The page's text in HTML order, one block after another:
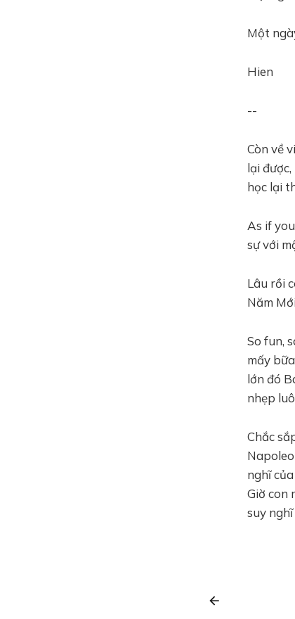
Một
Hien
--
Còn về
lại
học lại
As if
sự với
Lâu rồi
Năm
So fun,
mấy
lớn đó
nhẹp
Chắc
nghĩ
Giờ con
suy